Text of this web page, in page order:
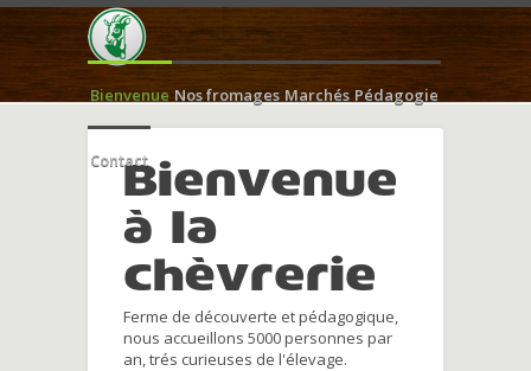
Bienvenue Nos fromages Marchés Pédagogie
ContactBienvenue
à la
chèvrerie
Ferme de découverte et pédagogique,
nous accueillons 5000 personnes par
an, trés curieuses de l'élevage.